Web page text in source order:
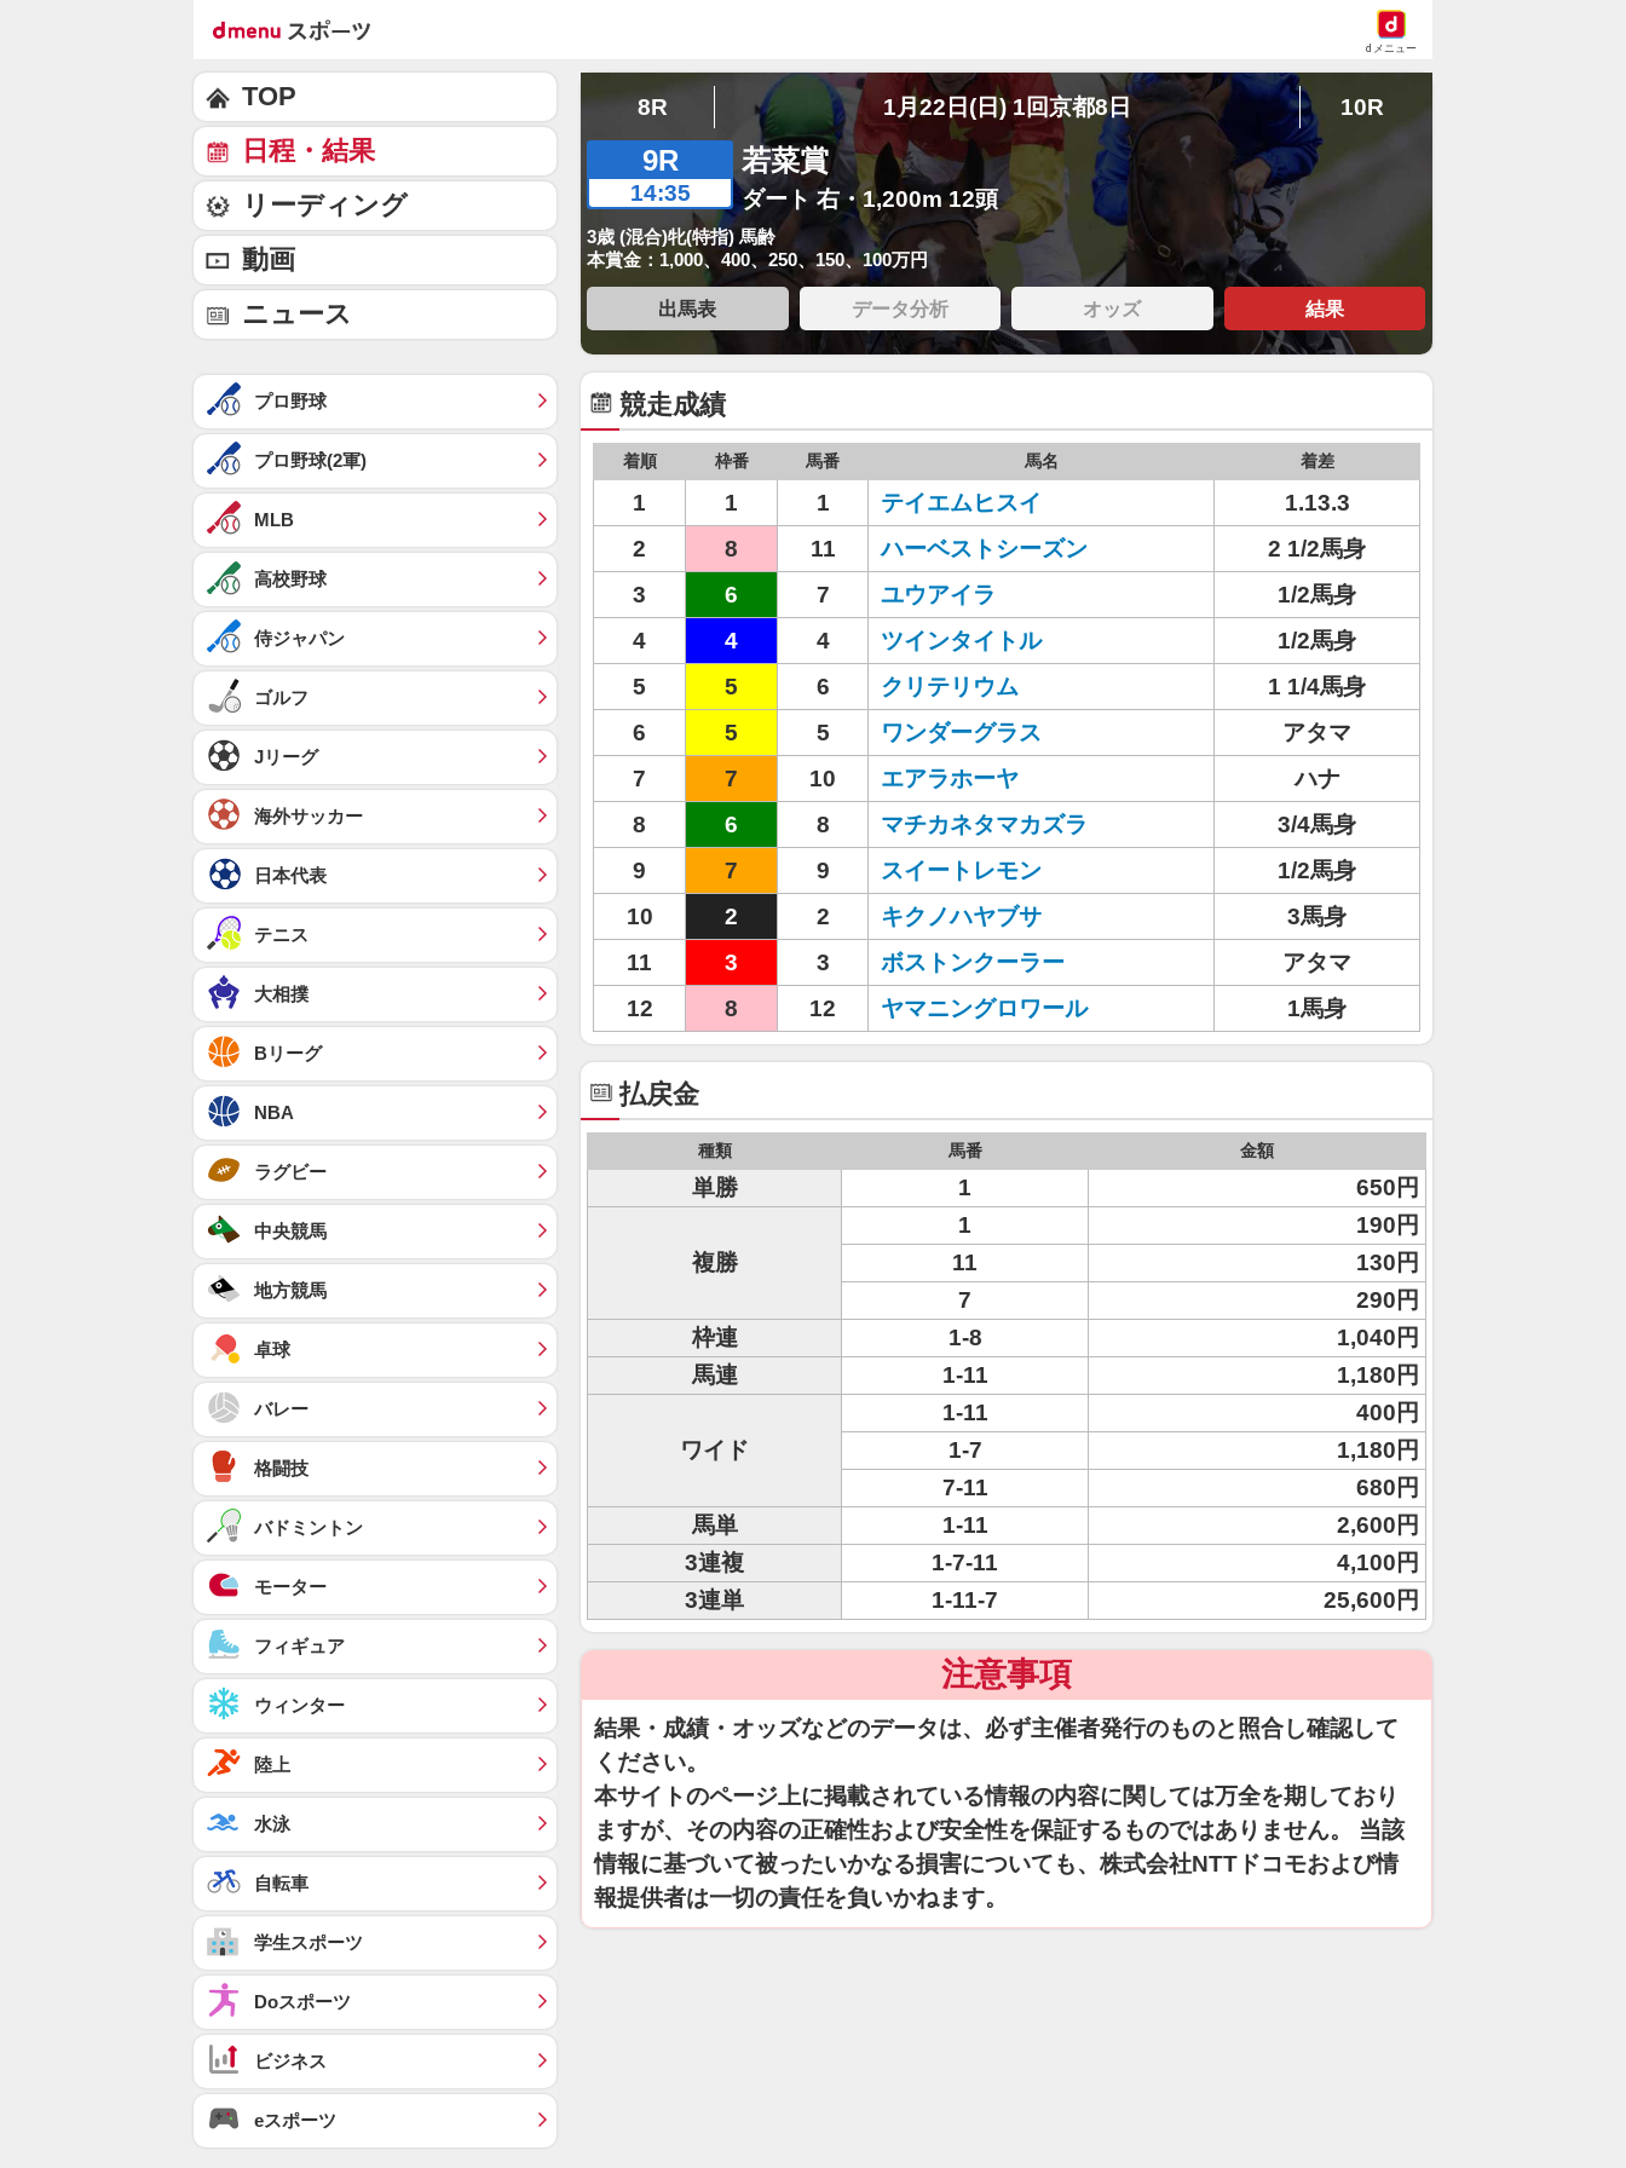
dメニュー
8R 1月22日(日) 1回京都8日 10R
9R
14:35
若菜賞
ダート 右・1,200m 12頭
3歳 (混合)牝(特指) 馬齢
本賞金：1,000、400、250、150、100万円
出馬表 データ分析 オッズ 結果
競走成績
着順 枠番 馬番 馬名 着差
1 1 1 テイエムヒスイ
1.13.3
2
8 11 ハーベストシーズン
2 1/2馬身
3
6 7 ユウアイラ
1/2馬身
4
4 4 ツインタイトル
1/2馬身
5
5 6 クリテリウム
1 1/4馬身
6
5 5 ワンダーグラス
アタマ
7
7 10 エアラホーヤ
ハナ
8
6 8 マチカネタマカズラ
3/4馬身
9
7 9 スイートレモン
1/2馬身
10
2 2 キクノハヤブサ
3馬身
11
3 3 ボストンクーラー
アタマ
12
8 12 ヤマニングロワール 1馬身
払戻金
種類 馬番 金額
単勝 1 650円
複勝
1
190円
11
130円
7
290円
枠連
1-8
1,040円
馬連
1-11 1,180円
ワイド
1-11
400円
1-7
1,180円
7-11
680円
馬単
1-11
2,600円
3連複
1-7-11
4,100円
3連単
1-11-7 25,600円
注意事項
結果・成績・オッズなどのデータは、必ず主催者発行のものと照合し確認して
ください。
本サイトのページ上に掲載されている情報の内容に関しては万全を期しており
ますが、その内容の正確性および安全性を保証するものではありません。 当該
情報に基づいて被ったいかなる損害についても、株式会社NTTドコモおよび情
報提供者は一切の責任を負いかねます。
TOP
日程・結果
リーディング
動画
ニュース
プロ野球
プロ野球(2軍)
MLB
高校野球
侍ジャパン
ゴルフ
Jリーグ
海外サッカー
日本代表
テニス
大相撲
Bリーグ
NBA
ラグビー
中央競馬
地方競馬
卓球
バレー
格闘技
バドミントン
モーター
フィギュア
ウィンター
陸上
水泳
自転車
学生スポーツ
Doスポーツ
ビジネス
eスポーツ